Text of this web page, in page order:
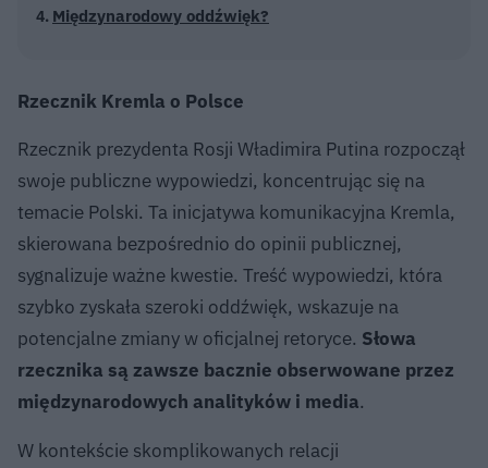
Międzynarodowy oddźwięk?
Rzecznik Kremla o Polsce
Rzecznik prezydenta Rosji Władimira Putina rozpoczął
swoje publiczne wypowiedzi, koncentrując się na
temacie Polski. Ta inicjatywa komunikacyjna Kremla,
skierowana bezpośrednio do opinii publicznej,
sygnalizuje ważne kwestie. Treść wypowiedzi, która
szybko zyskała szeroki oddźwięk, wskazuje na
potencjalne zmiany w oficjalnej retoryce. Słowa
rzecznika są zawsze bacznie obserwowane przez
międzynarodowych analityków i media.
W kontekście skomplikowanych relacji